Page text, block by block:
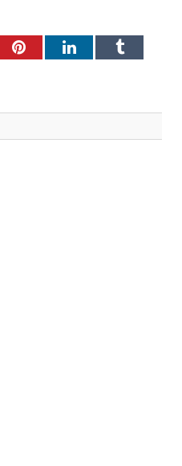
PinterestLinkedInTumblr